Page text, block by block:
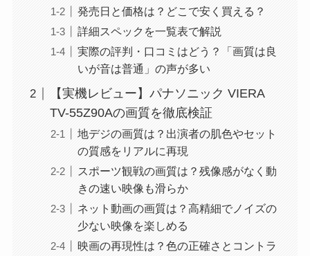
発売日と価格は？どこで安く買える？
詳細スペックを一覧表で解説
実際の評判・口コミはどう？「画質は良
いが音は普通」の声が多い
【実機レビュー】パナソニック VIERA
TV-55Z90Aの画質を徹底検証
地デジの画質は？出演者の肌色やセット
の質感をリアルに再現
スポーツ観戦の画質は？残像感がなく動
きの速い映像も滑らか
ネット動画の画質は？高精細でノイズの
少ない映像を楽しめる
映画の再現性は？色の正確さとコントラ